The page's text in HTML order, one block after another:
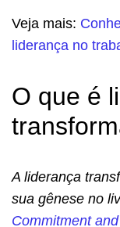
Veja mais:
liderança no
O que é
A liderança
sua gênese no
Commitment